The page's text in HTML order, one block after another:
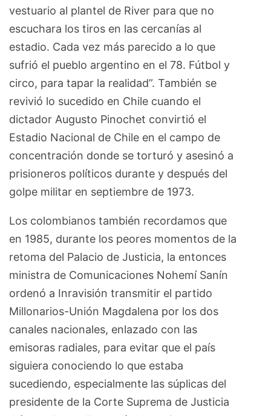
vestuario al plantel de River para que no
escuchara los tiros en las cercanías al
estadio. Cada vez más parecido a lo que
sufrió el pueblo argentino en el 78. Fútbol y
circo, para tapar la realidad”. También se
revivió lo sucedido en Chile cuando el
dictador Augusto Pinochet convirtió el
Estadio Nacional de Chile en el campo de
concentración donde se torturó y asesinó a
prisioneros políticos durante y después del
golpe militar en septiembre de 1973.
Los colombianos también recordamos que
en 1985, durante los peores momentos de la
retoma del Palacio de Justicia, la entonces
ministra de Comunicaciones Nohemí Sanín
ordenó a Inravisión transmitir el partido
Millonarios-Unión Magdalena por los dos
canales nacionales, enlazado con las
emisoras radiales, para evitar que el país
siguiera conociendo lo que estaba
sucediendo, especialmente las súplicas del
presidente de la Corte Suprema de Justicia